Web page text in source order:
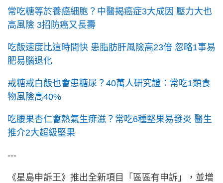
常吃糖等於養癌細胞？中醫揭癌症3大成因 壓力大也
高風險 3招防癌又長壽
吃飯速度比這時間快 患脂肪肝風險高23倍 忽略1事易
肥易腦退化
戒糖戒白飯也會患糖尿？40萬人研究證：常吃1類食
物風險高40%
吃腰果杏仁會熱氣生痱滋？常吃6種堅果易發炎 醫生
推介2大超級堅果
---
《星島申訴王》推出全新項目「區區有申訴」，並增